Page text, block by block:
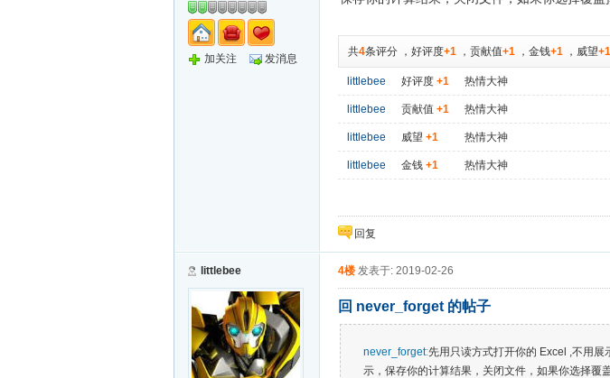
加关注 发消息
共4条评分 ， 好评度+1 ， 贡献值+1 ， 金钱+1 ， 威望+1
littlebee 好评度 +1 热情大神
littlebee 贡献值 +1 热情大神
littlebee 威望 +1 热情大神
littlebee 金钱 +1 热情大神
回复
littlebee 4楼 发表于: 2019-02-26
回 never_forget 的帖子
never_forget:先用只读方式打开你的 Excel ,不用
示，保存你的计算结果，关闭文件，如果你选择覆